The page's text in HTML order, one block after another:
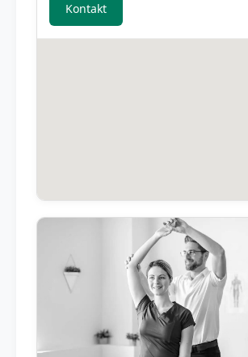
Kontakt